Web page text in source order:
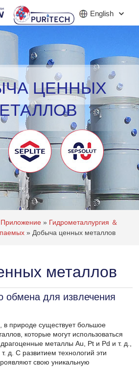
English
ЦЕННЫХ
Приложение» Гидрометаллургия ＆
» Добыча ценных металлов
металлов
обмена для извлечения
природе существует большое
которые могут использоваться
металлы Au, Pt и Pd и т. д.,
д. С развитием технологий эти
свою уникальную